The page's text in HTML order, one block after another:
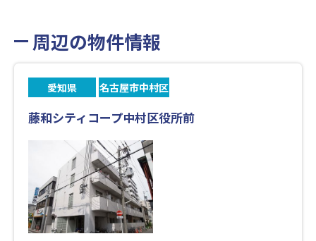
周辺の物件情報
愛知県 名古屋市中村区
藤和シティコープ中村区役所前